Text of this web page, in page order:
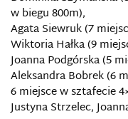
w biegu 800m),
Agata Siewruk (7
Wiktoria Hałka (9
Joanna Podgórska (5
Aleksandra Bobrek (6
6 miejsce w sztafecie
Justyna Strzelec,